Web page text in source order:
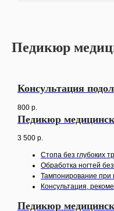
Педикюр
Консультация
800 р.
Педикюр
3 500 р.
Стопа без глубоких
Обработка ногтей
Тампонирование при
Консультация,
Педикюр